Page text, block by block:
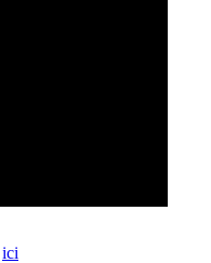
ici